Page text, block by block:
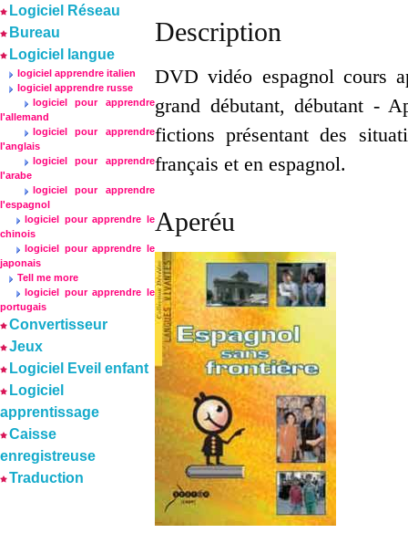
Logiciel Réseau
Bureau
Logiciel langue
logiciel apprendre italien
logiciel apprendre russe
logiciel pour apprendre
l'allemand
logiciel pour apprendre
l'anglais
logiciel pour apprendre
l'arabe
logiciel pour apprendre
l'espagnol
logiciel pour apprendre le
chinois
logiciel pour apprendre le
japonais
Tell me more
logiciel pour apprendre le
portugais
Convertisseur
Jeux
Logiciel Eveil enfant
Logiciel
apprentissage
Caisse
enregistreuse
Traduction
Description
DVD vidéo espagnol cours
grand débutant, débutant -
fictions présentant des
français et en espagnol.
Aperéu